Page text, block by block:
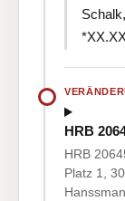
HRB
HRB
Platz 1,